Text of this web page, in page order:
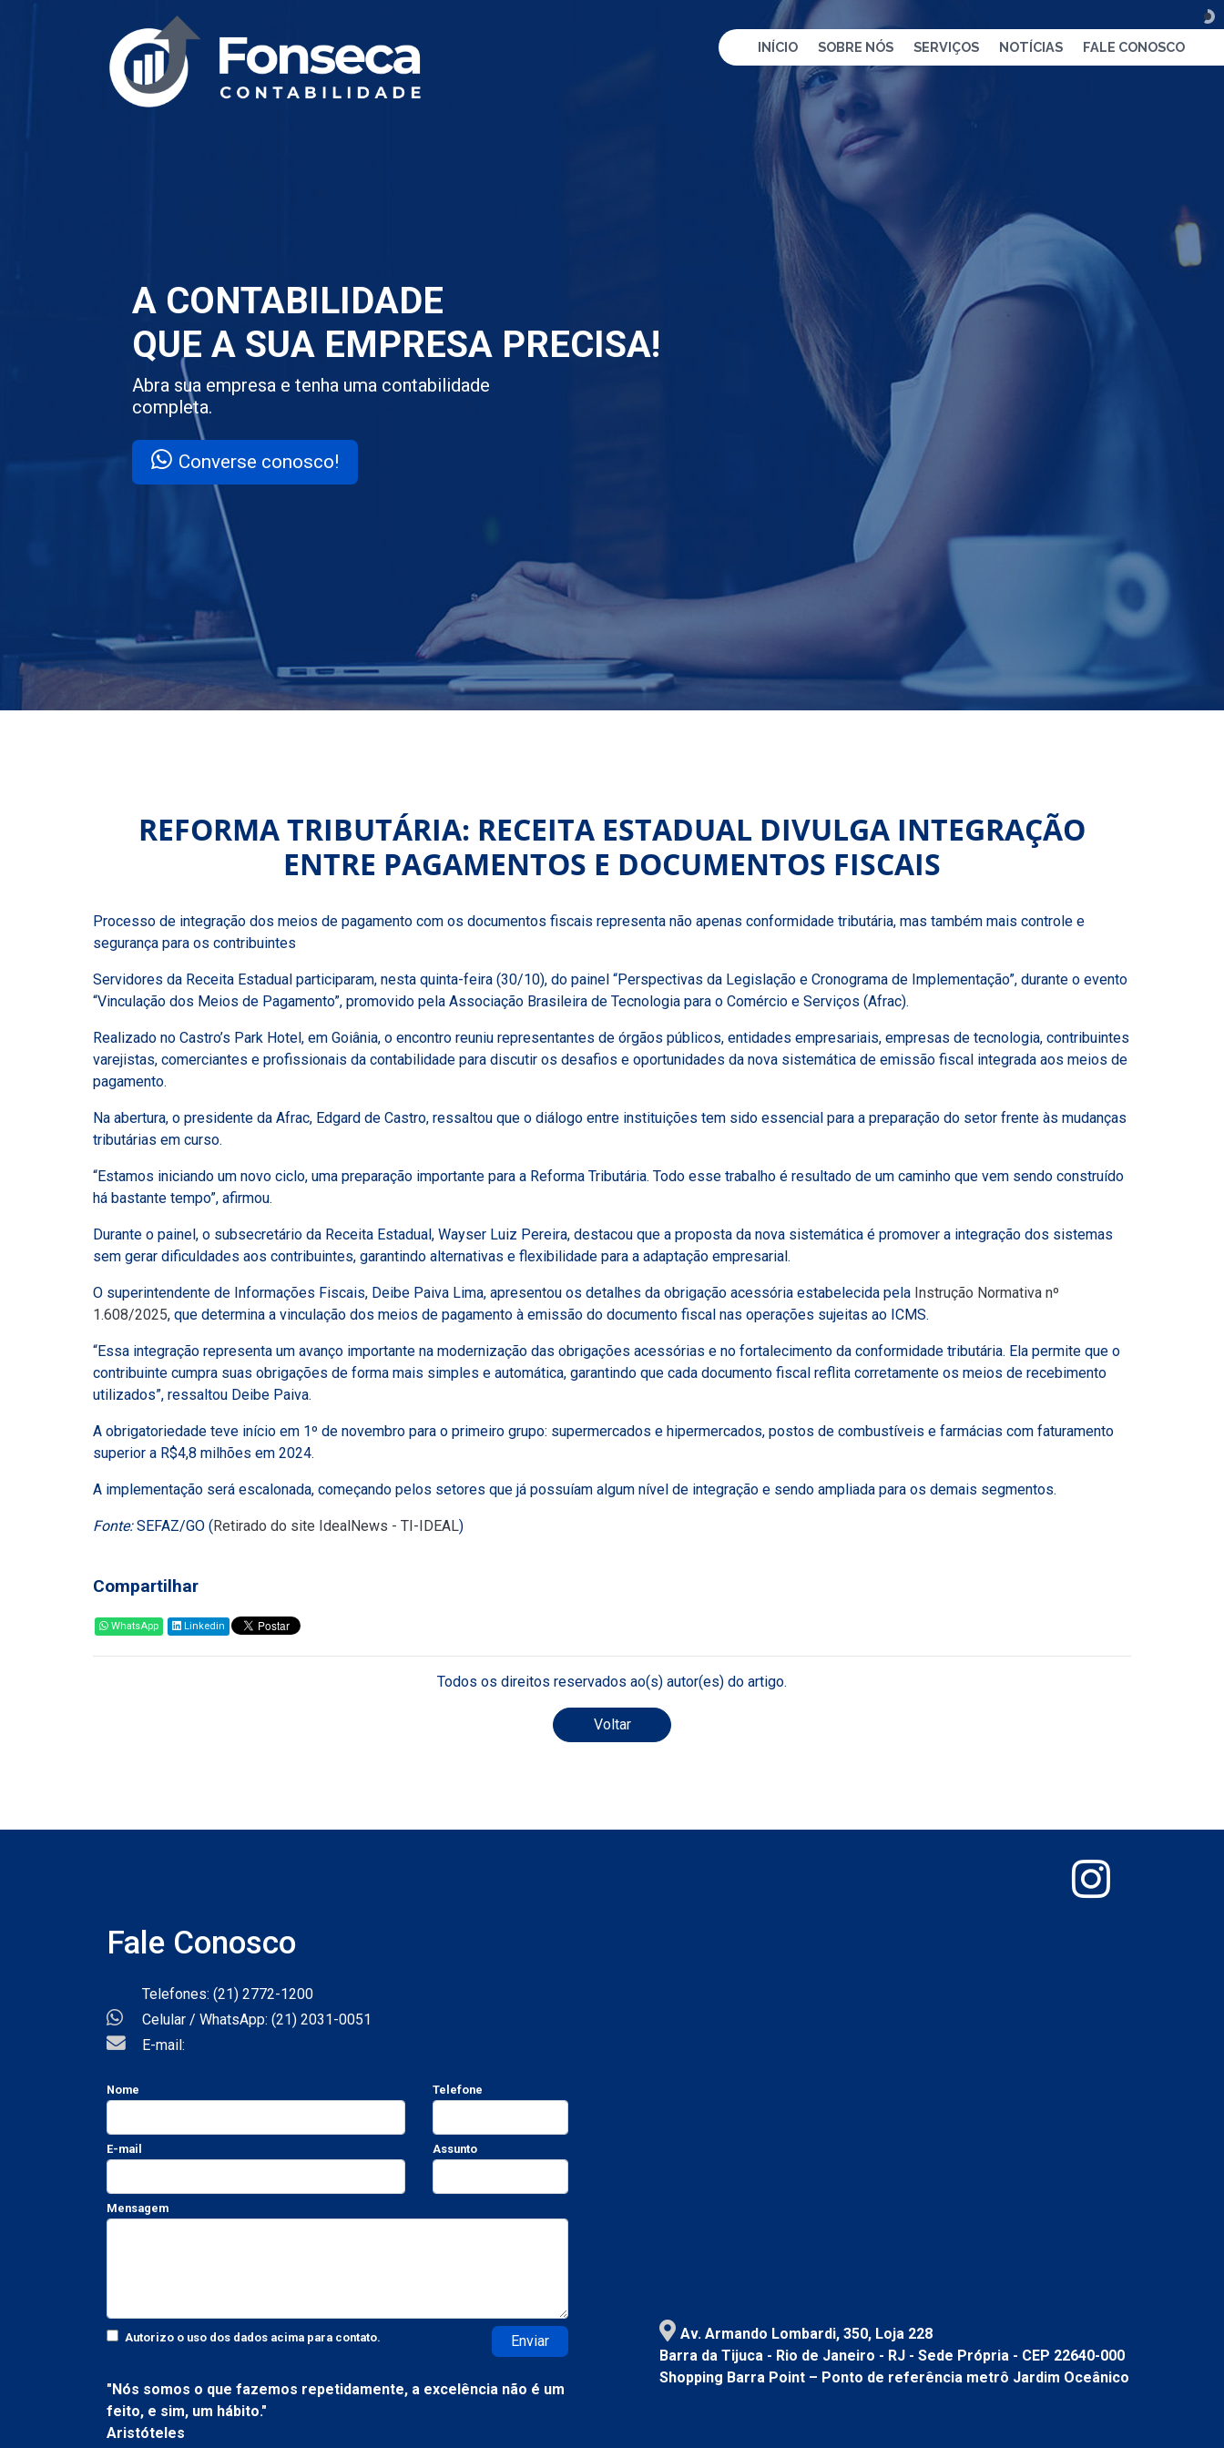
INÍCIO SOBRE NÓS SERVIÇOS NOTÍCIAS FALE CONOSCO
A CONTABILIDADE
QUE A SUA EMPRESA PRECISA!
Abra sua empresa e tenha uma contabilidade
completa.
Converse conosco!
REFORMA TRIBUTÁRIA: RECEITA ESTADUAL DIVULGA INTEGRAÇÃO
ENTRE PAGAMENTOS E DOCUMENTOS FISCAIS
Processo de integração dos meios de pagamento com os documentos fiscais representa não apenas conformidade tributária, mas também mais controle e
segurança para os contribuintes
Servidores da Receita Estadual participaram, nesta quinta-feira (30/10), do painel “Perspectivas da Legislação e Cronograma de Implementação”, durante o evento
“Vinculação dos Meios de Pagamento”, promovido pela Associação Brasileira de Tecnologia para o Comércio e Serviços (Afrac).
Realizado no Castro’s Park Hotel, em Goiânia, o encontro reuniu representantes de órgãos públicos, entidades empresariais, empresas de tecnologia, contribuintes
varejistas, comerciantes e profissionais da contabilidade para discutir os desafios e oportunidades da nova sistemática de emissão fiscal integrada aos meios de
pagamento.
Na abertura, o presidente da Afrac, Edgard de Castro, ressaltou que o diálogo entre instituições tem sido essencial para a preparação do setor frente às mudanças
tributárias em curso.
“Estamos iniciando um novo ciclo, uma preparação importante para a Reforma Tributária. Todo esse trabalho é resultado de um caminho que vem sendo construído
há bastante tempo”, afirmou.
Durante o painel, o subsecretário da Receita Estadual, Wayser Luiz Pereira, destacou que a proposta da nova sistemática é promover a integração dos sistemas
sem gerar dificuldades aos contribuintes, garantindo alternativas e flexibilidade para a adaptação empresarial.
O superintendente de Informações Fiscais, Deibe Paiva Lima, apresentou os detalhes da obrigação acessória estabelecida pela Instrução Normativa nº
1.608/2025, que determina a vinculação dos meios de pagamento à emissão do documento fiscal nas operações sujeitas ao ICMS.
“Essa integração representa um avanço importante na modernização das obrigações acessórias e no fortalecimento da conformidade tributária. Ela permite que o
contribuinte cumpra suas obrigações de forma mais simples e automática, garantindo que cada documento fiscal reflita corretamente os meios de recebimento
utilizados”, ressaltou Deibe Paiva.
A obrigatoriedade teve início em 1º de novembro para o primeiro grupo: supermercados e hipermercados, postos de combustíveis e farmácias com faturamento
superior a R$4,8 milhões em 2024.
A implementação será escalonada, começando pelos setores que já possuíam algum nível de integração e sendo ampliada para os demais segmentos.
Fonte:SEFAZ/GO (Retirado do site IdealNews - TI-IDEAL)
Compartilhar
WhatsApp Linkedin
Todos os direitos reservados ao(s) autor(es) do artigo.
Voltar
Fale Conosco
Telefones: (21) 2772-1200
Celular / WhatsApp: (21) 2031-0051
E-mail:
Nome Telefone
E-mail Assunto
Mensagem
Autorizo o uso dos dados acima para contato. Enviar
"Nós somos o que fazemos repetidamente, a excelência não é um
feito, e sim, um hábito."
Aristóteles
Av. Armando Lombardi, 350, Loja 228
Barra da Tijuca - Rio de Janeiro - RJ - Sede Própria - CEP 22640-000
Shopping Barra Point – Ponto de referência metrô Jardim Oceânico